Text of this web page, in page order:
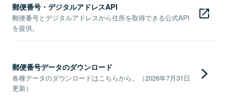
郵便番号・デジタルアドレスAPI
郵便番号とデジタルアドレスから住所を取得できる公式API
を提供。
郵便番号データのダウンロード
各種データのダウンロードはこちらから。（2026年7月31日
更新）